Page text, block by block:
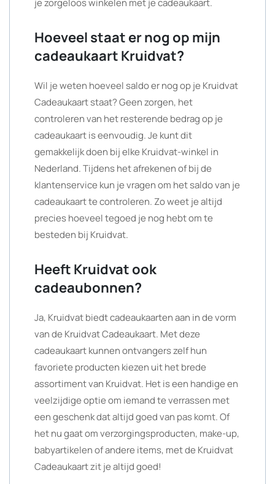
je zorgeloos winkelen met je cadeaukaart.
Hoeveel staat er nog op mijn
cadeaukaart Kruidvat?
Wil je weten hoeveel saldo er nog op je Kruidvat
Cadeaukaart staat? Geen zorgen, het
controleren van het resterende bedrag op je
cadeaukaart is eenvoudig. Je kunt dit
gemakkelijk doen bij elke Kruidvat-winkel in
Nederland. Tijdens het afrekenen of bij de
klantenservice kun je vragen om het saldo van je
cadeaukaart te controleren. Zo weet je altijd
precies hoeveel tegoed je nog hebt om te
besteden bij Kruidvat.
Heeft Kruidvat ook
cadeaubonnen?
Ja, Kruidvat biedt cadeaukaarten aan in de vorm
van de Kruidvat Cadeaukaart. Met deze
cadeaukaart kunnen ontvangers zelf hun
favoriete producten kiezen uit het brede
assortiment van Kruidvat. Het is een handige en
veelzijdige optie om iemand te verrassen met
een geschenk dat altijd goed van pas komt. Of
het nu gaat om verzorgingsproducten, make-up,
babyartikelen of andere items, met de Kruidvat
Cadeaukaart zit je altijd goed!